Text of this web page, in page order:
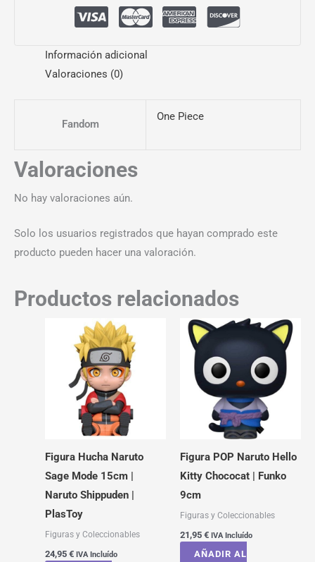
Información adicional
Valoraciones (0)
Fandom
One Piece
Valoraciones
No hay valoraciones aún.
Solo los usuarios registrados que hayan comprado este
producto pueden hacer una valoración.
Productos relacionados
Figura Hucha Naruto
Sage Mode 15cm |
Naruto Shippuden |
PlasToy
Figuras y Coleccionables
24,95 € IVA Incluído
Figura POP Naruto Hello
Kitty Chococat | Funko
9cm
Figuras y Coleccionables
21,95 € IVA Incluído
AÑADIR AL